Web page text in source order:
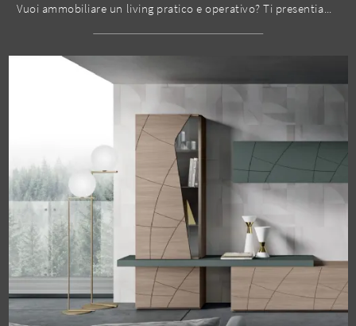
Vuoi ammobiliare un living pratico e operativo? Ti presentiamo la parete attrezzata Lapis LX24 Spar dalle linee decise moderne.